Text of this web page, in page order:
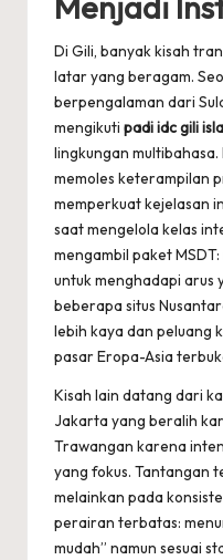
Di Gili, banyak kisah
latar yang beragam.
berpengalaman dari
mengikuti padi idc gili
lingkungan
memoles keterampilan
memperkuat kejelasan
saat mengelola kelas
mengambil paket
untuk menghadapi arus
beberapa situs
lebih kaya dan peluang
pasar Eropa-Asia
Kisah lain datang dari
Jakarta yang beralih
Trawangan karena
yang fokus. Tantangan
melainkan pada
perairan terbatas:
mudah” namun sesuai